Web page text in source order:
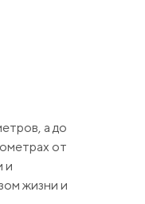
а до
от
и
жизни и